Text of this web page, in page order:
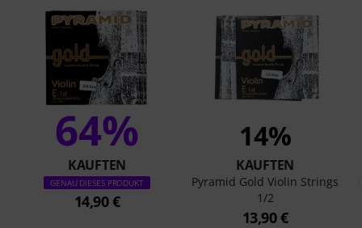
64%
KAUFTEN
GENAU DIESES PRODUKT
14,90 €
14%
KAUFTEN
Pyramid Gold Violin Strings
1/2
13,90 €